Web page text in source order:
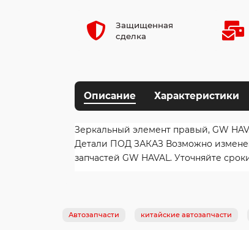
Защищенная
сделка
Описание Характеристики
Зеркальный элемент правый, GW
Детали ПОД ЗАКАЗ Возможно
запчастей GW HAVAL. Уточняйте
Автозапчасти китайские автозапчасти